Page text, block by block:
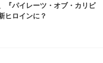
『パイレーツ・オブ・カリビ
ヒロインに？